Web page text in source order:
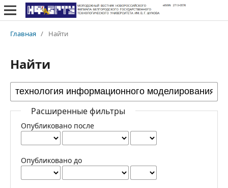
Главная / Найти
Найти
Расширенные фильтры
Опубликовано после
Опубликовано до